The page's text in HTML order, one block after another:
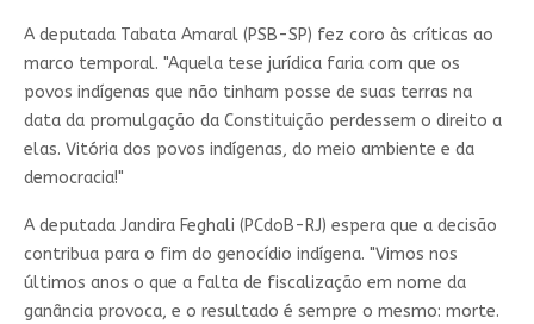
A deputada Tabata Amaral (PSB-SP) fez coro às críticas ao
marco temporal. "Aquela tese jurídica faria com que os
povos indígenas que não tinham posse de suas terras na
data da promulgação da Constituição perdessem o direito a
elas. Vitória dos povos indígenas, do meio ambiente e da
democracia!"
A deputada Jandira Feghali (PCdoB-RJ) espera que a decisão
contribua para o fim do genocídio indígena. "Vimos nos
últimos anos o que a falta de fiscalização em nome da
ganância provoca, e o resultado é sempre o mesmo: morte.